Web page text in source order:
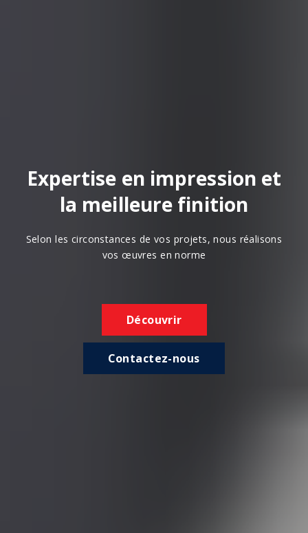
Expertise en impression et
la meilleure finition
Selon les circonstances de vos projets, nous réalisons
vos œuvres en norme
Découvrir
Contactez-nous